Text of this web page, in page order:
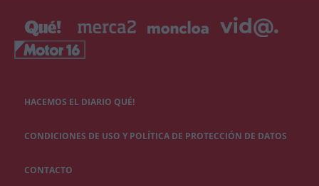
HACEMOS EL DIARIO QUÉ!
CONDICIONES DE USO Y POLÍTICA DE PROTECCIÓN DE DATOS
CONTACTO